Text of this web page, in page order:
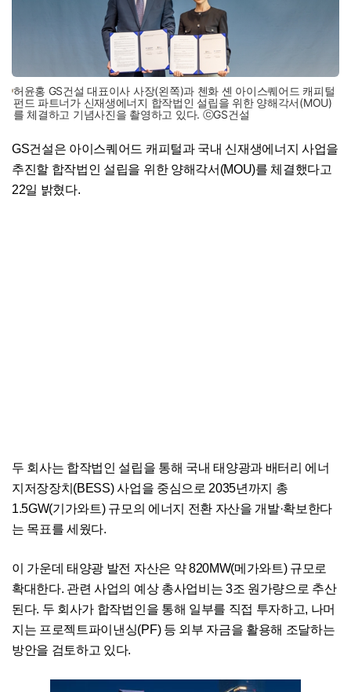
허윤홍 GS건설 대표이사 사장(왼쪽)과 첸화 셴 아이스퀘어드 캐피털
펀드 파트너가 신재생에너지 합작법인 설립을 위한 양해각서(MOU)
를 체결하고 기념사진을 촬영하고 있다. ⓒGS건설
GS건설은 아이스퀘어드 캐피털과 국내 신재생에너지 사업을
추진할 합작법인 설립을 위한 양해각서(MOU)를 체결했다고
22일 밝혔다.
두 회사는 합작법인 설립을 통해 국내 태양광과 배터리 에너
지저장장치(BESS) 사업을 중심으로 2035년까지 총
1.5GW(기가와트) 규모의 에너지 전환 자산을 개발·확보한다
는 목표를 세웠다.
이 가운데 태양광 발전 자산은 약 820MW(메가와트) 규모로
확대한다. 관련 사업의 예상 총사업비는 3조 원가량으로 추산
된다. 두 회사가 합작법인을 통해 일부를 직접 투자하고, 나머
지는 프로젝트파이낸싱(PF) 등 외부 자금을 활용해 조달하는
방안을 검토하고 있다.